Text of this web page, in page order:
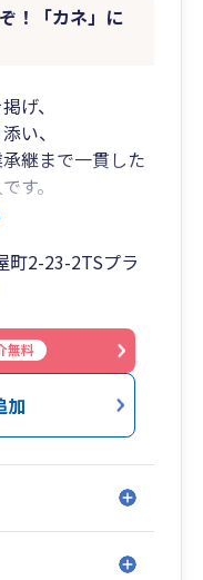
！「カネ」に
げ、
い、
継まで一貫した
す。
継期に至るま
最適解をご提
経営管理まで、
必要となる税
援を見極め、柔
町2-23-2TSプラ
無料
加